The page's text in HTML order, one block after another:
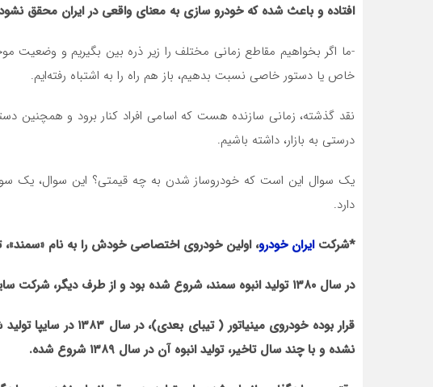
افتاده و باعث شده که خودرو سازی به معنای واقعی در ایران محقق
-ما اگر بخواهیم مقاطع زمانی مختلف را زیر ذره بین بگیریم و
خاص یا دستور خاصی نسبت بدهیم، باز هم راه را به اشتباه رفته‌ایم.
نقد گذشته، زمانی سازنده هست که اسامی افراد کنار برود و همچنین
درستی به بازار، داشته باشیم.
یک سوال این است که خودروساز شدن به چه قیمتی؟ این سوال، یک
دارد.
*شرکتایران خودرو، اولین خودروی اختصاصی خودش را به نام «سمند»،
در سال ۱۳۸۰ تولید انبوه سمند، شروع شده بود و از طرف دیگر، شرکت سایپا هم با تاخیر، شروع به تولید خودروی ملی کرد.
قرار بوده خودروی
نشده و با چند سال تاخیر، تولید انبوه آن در سال ۱۳۸۹ شروع شده.